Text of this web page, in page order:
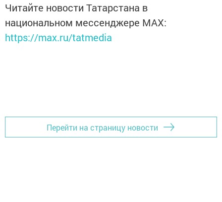
Читайте новости Татарстана в
национальном мессенджере MАХ:
https://max.ru/tatmedia
Перейти на страницу новости